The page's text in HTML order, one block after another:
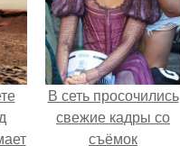
художника.
В сеть просочились
свежие кадры со
съёмок